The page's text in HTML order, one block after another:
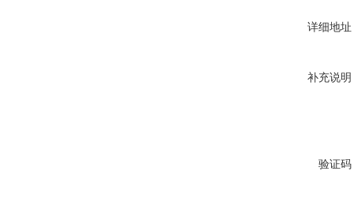
详细地址
补充说明
验证码